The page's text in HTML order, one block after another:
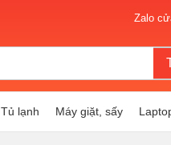
Zalo
Tủ lạnh Máy giặt, sấy